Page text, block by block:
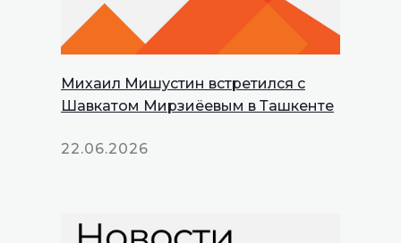
Михаил Мишустин встретился с
Шавкатом Мирзиёевым в Ташкенте
22.06.2026